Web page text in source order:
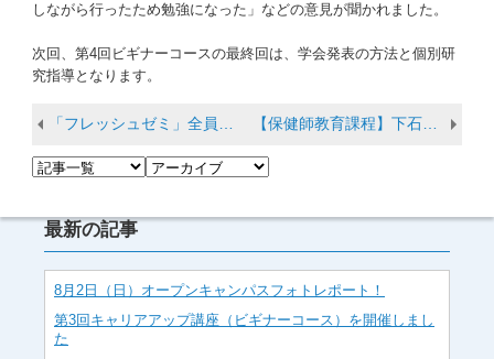
しながら行ったため勉強になった」などの意見が聞かれました。
次回、第4回ビギナーコースの最終回は、学会発表の方法と個別研
究指導となります。
「フレッシュゼミ」全員で協力してやりきりました 【保健師教育課程】下石寺ほほえみハウスで住民さんに健康教育を実施しました
最新の記事
8月2日（日）オープンキャンパスフォトレポート！
第3回キャリアアップ講座（ビギナーコース）を開催しまし
た